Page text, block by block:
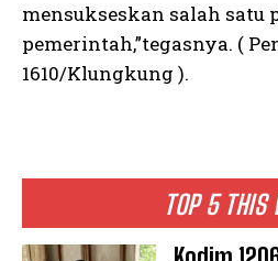
TOP 5 THIS
mensukseskan salah satu
pemerintah,”tegasnya. (
1610/Klungkung ).